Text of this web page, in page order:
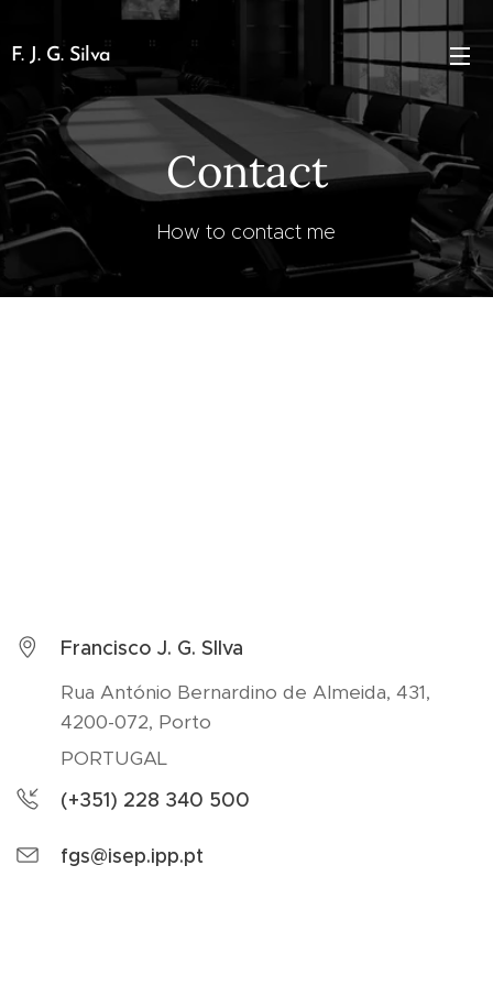
F. J. G. Silva
Contact
How to contact me
Francisco J. G. SIlva
Rua António Bernardino de Almeida, 431,
4200-072, Porto
PORTUGAL
(+351) 228 340 500
fgs@isep.ipp.pt